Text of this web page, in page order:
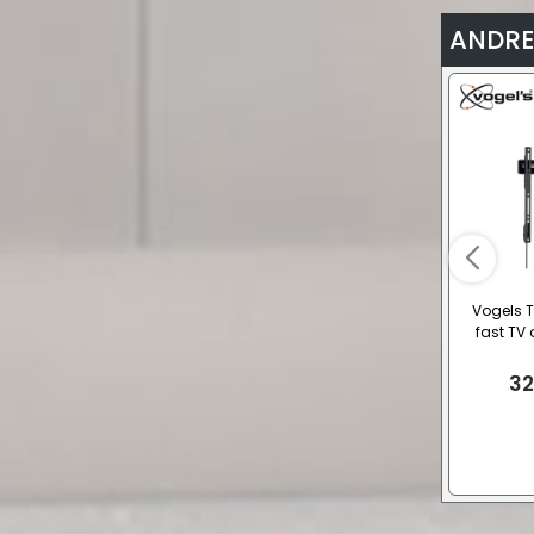
Vogels
fast TV